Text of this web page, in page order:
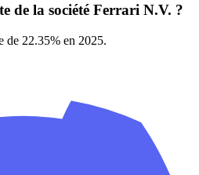
de la société Ferrari N.V. ?
de 22.35% en 2025.